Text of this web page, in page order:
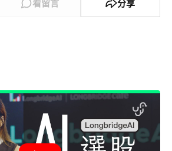
看留言 分享